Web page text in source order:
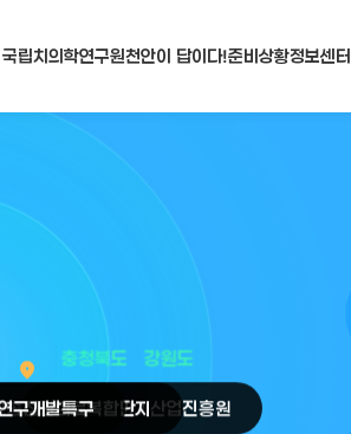
국립치의학연구원천안이 답이다!준비상황정보센터
강원도
충청북도
송첨단의료복합단지
구개발특구
place
원주의료기기산업진흥원